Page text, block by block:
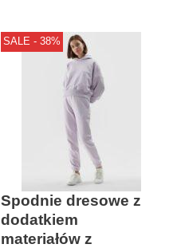
SALE - 38%
Spodnie dresowe z
dodatkiem
materiałów z